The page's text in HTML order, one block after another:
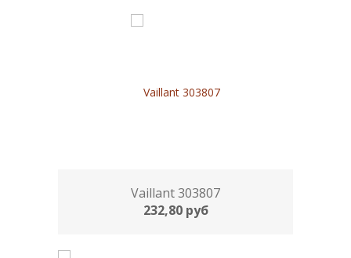
Vaillant 303807
232,80 руб